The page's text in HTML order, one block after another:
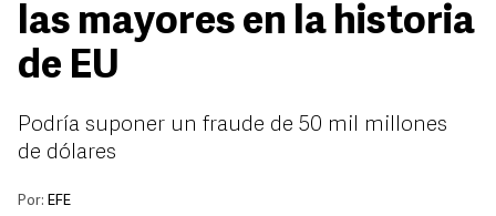
las mayores en la historia
de EU
Podría suponer un fraude de 50 mil millones
de dólares
Por: EFE